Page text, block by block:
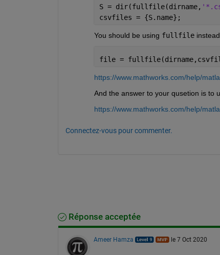
S = dir(fullfile(dirname,
csvfiles = {S.name};
You should be using fullfile instead
file =
https://www.mathworks.com/help/
And the answer to your qusetion is to
https://www.mathworks.com/help/
Connectez-vous pour commenter.
Réponse acceptée
Ameer Hamza le 7 Oct 2020